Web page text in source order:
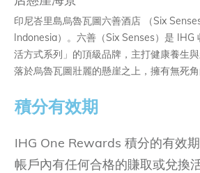
印尼峇里島烏魯瓦圖六善酒店 （Six
Indonesia）。六善（Six Senses）是 IHG
活方式系列」的頂級品牌，主打健康養生
落於烏魯瓦圖壯麗的懸崖之上，擁有無死角
積分有效期
IHG One Rewards 積分的有效
帳戶內有任何合格的賺取或兌換